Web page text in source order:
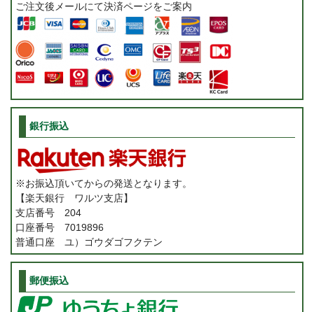
ご注文後メールにて決済ページをご案内
銀行振込
※お振込頂いてからの発送となります。
【楽天銀行 ワルツ支店】
支店番号 204
口座番号 7019896
普通口座 ユ）ゴウダゴフクテン
郵便振込